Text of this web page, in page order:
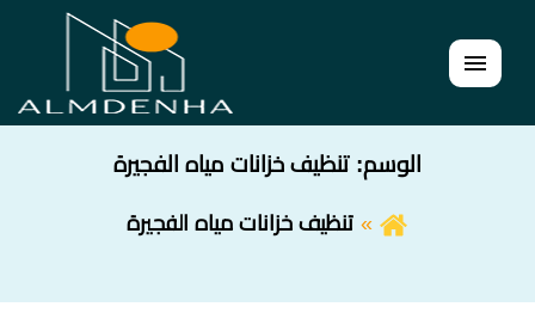
القائمة
الوسم: تنظيف خزانات مياه الفجيرة
تنظيف خزانات مياه الفجيرة